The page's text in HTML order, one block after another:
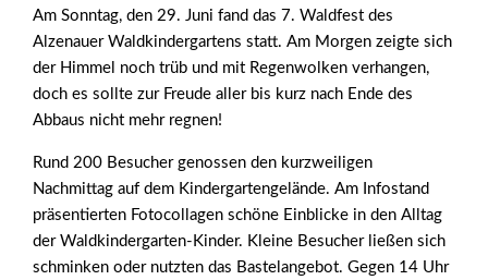
Am Sonntag, den 29. Juni fand das 7. Waldfest des
Alzenauer Waldkindergartens statt. Am Morgen zeigte sich
der Himmel noch trüb und mit Regenwolken verhangen,
doch es sollte zur Freude aller bis kurz nach Ende des
Abbaus nicht mehr regnen!
Rund 200 Besucher genossen den kurzweiligen
Nachmittag auf dem Kindergartengelände. Am Infostand
präsentierten Fotocollagen schöne Einblicke in den Alltag
der Waldkindergarten-Kinder. Kleine Besucher ließen sich
schminken oder nutzten das Bastelangebot. Gegen 14 Uhr